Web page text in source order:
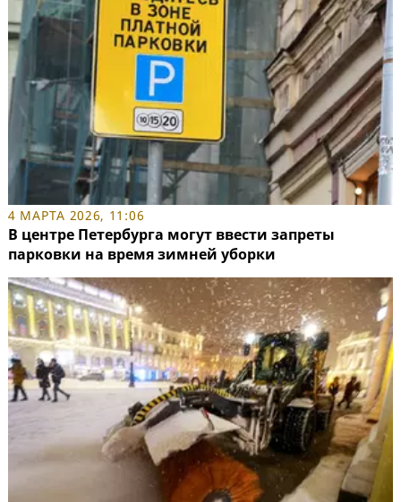
4 МАРТА 2026, 11:06
В центре Петербурга могут ввести запреты
парковки на время зимней уборки